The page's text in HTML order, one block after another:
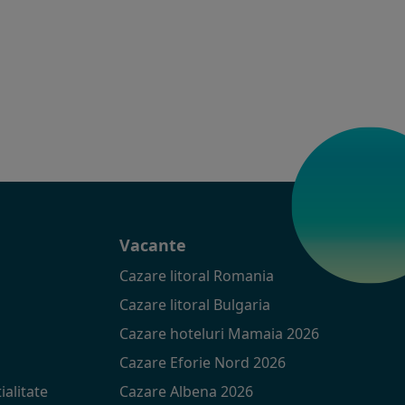
Vacante
Cazare litoral Romania
Cazare litoral Bulgaria
Cazare hoteluri Mamaia 2026
Cazare Eforie Nord 2026
Cazare Albena 2026